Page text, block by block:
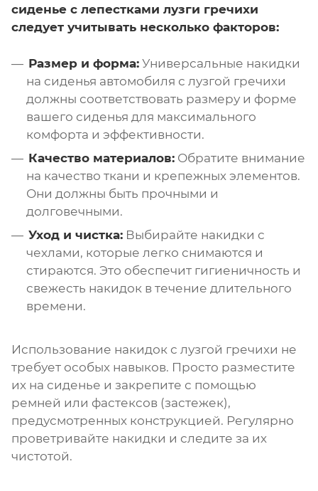
сиденье с лепестками лузги гречихи
следует учитывать несколько факторов:
Размер и форма: Универсальные накидки
на сиденья автомобиля с лузгой гречихи
должны соответствовать размеру и форме
вашего сиденья для максимального
комфорта и эффективности.
Качество материалов: Обратите внимание
на качество ткани и крепежных элементов.
Они должны быть прочными и
долговечными.
Уход и чистка: Выбирайте накидки с
чехлами, которые легко снимаются и
стираются. Это обеспечит гигиеничность и
свежесть накидок в течение длительного
времени.
Использование накидок с лузгой гречихи не
требует особых навыков. Просто разместите
их на сиденье и закрепите с помощью
ремней или фастексов (застежек),
предусмотренных конструкцией. Регулярно
проветривайте накидки и следите за их
чистотой.